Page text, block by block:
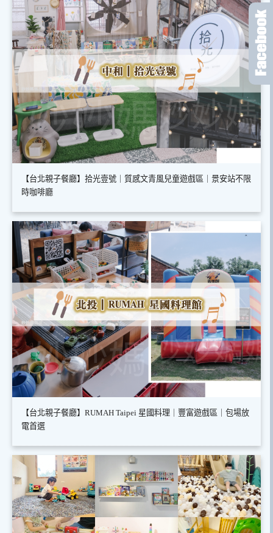
【台北親子餐廳】拾光壹號｜質感文青風兒童遊戲區｜景安站不限
時咖啡廳
【台北親子餐廳】RUMAH Taipei 星國料理｜豐富遊戲區｜包場放
電首選